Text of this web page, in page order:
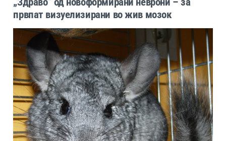
првпат визуелизирани во жив мозок